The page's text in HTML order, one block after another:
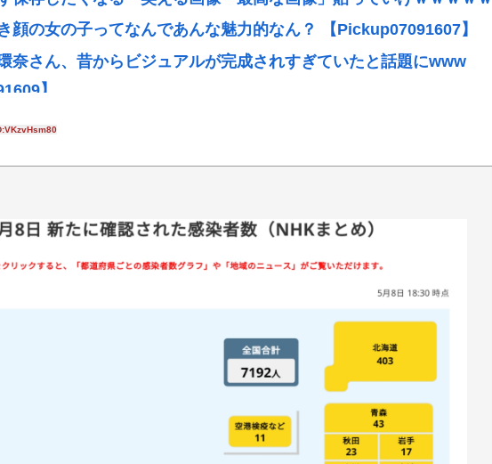
顔の女の子ってなんであんな魅力的なん？ 【Pickup07091607】
奈さん、昔からビジュアルが完成されすぎていたと話題にwww
】
がい者福祉を切り捨てて財源捻出に成功www
逆に「これはチェーン店でいいぞ」ってもの
からも左からも叩かれる「ポジショントークをしないからこそ信頼
(2011-2019)の成績、流石に擁護できないwww
海誠、水島努、綾辻行人らクリエイターが絶賛 過激描写はBPOでも
す「ずっと同じ食べ物&断水でトイレ流せず悪臭&床に直接就寝&コ